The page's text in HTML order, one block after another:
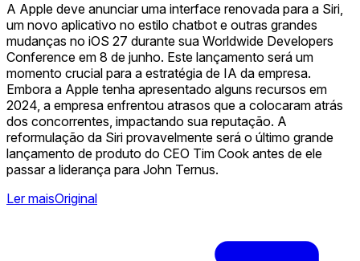
A Apple deve anunciar uma interface renovada para a Siri,
um novo aplicativo no estilo chatbot e outras grandes
mudanças no iOS 27 durante sua Worldwide Developers
Conference em 8 de junho. Este lançamento será um
momento crucial para a estratégia de IA da empresa.
Embora a Apple tenha apresentado alguns recursos em
2024, a empresa enfrentou atrasos que a colocaram atrás
dos concorrentes, impactando sua reputação. A
reformulação da Siri provavelmente será o último grande
lançamento de produto do CEO Tim Cook antes de ele
passar a liderança para John Ternus.
Ler maisOriginal